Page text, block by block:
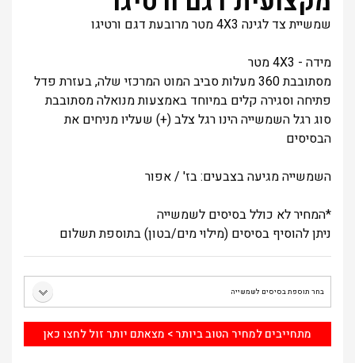
שמשיית צד לגינה 4X3 מטר מרובעת דגם ורטיגו
מידה - 4X3 מטר
מסתובבת 360 מעלות סביב המוט המרכזי שלה, בעזרת פדל
פתיחה וסגירה קלים במיוחד באמצעות מנואלה מסתובבת
סוג רגל השמשייה הינו רגל צלב (+) שעליו מניחים את
הבסיסים
השמשייה מגיעה בצבעים: בז' / אפור
*המחיר לא כולל בסיסים לשמשייה
ניתן להוסיף בסיסים (מילוי מים/בטון) בתוספת תשלום
מתחייבים למחיר הטוב ביותר > מצאתם יותר זול לחצו כאן